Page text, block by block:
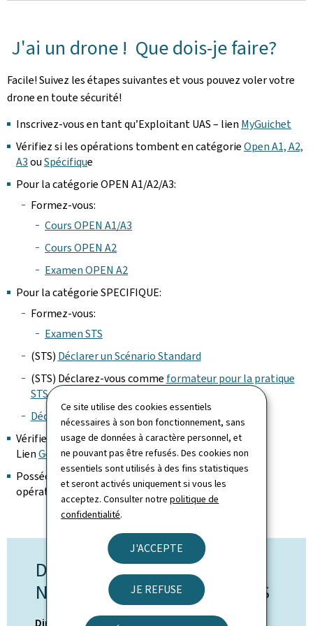
Ce site utilise des cookies essentiels
nécessaires à son bon fonctionnement, sans
usage de données à caractère personnel, et
ne pouvant pas être refusés. Des cookies non
essentiels sont utilisés à des fins statistiques
et seront activés uniquement si vous les
acceptez. Consulter notrepolitique de
confidentialité.
J'ACCEPTE
JE REFUSE
J'ai un drone ! Que dois-je faire?
Facile! Suivez les étapes suivantes et vous pouvez voler votre
drone en toute sécurité!
Inscrivez-vous en tant qu’Exploitant UAS – lien MyGuichet
Vérifiez si les opérations tombent en catégorieOpen A1, A2,
A3ouSpécifique
Pour la catégorie OPEN A1/A2/A3:
Formez-vous:
Cours OPEN A1/A3
Cours OPEN A2
Examen OPEN A2
Pour la catégorie SPECIFIQUE:
Formez-vous:
Examen STS
(STS) Déclarer un Scénario Standard
(STS) Déclarez-vous comme formateur pour la pratique
STS
Déclarer un PDRA/SORA
Vérifiez les Geozones (et éventuelles formalités) –
LienGeoportail
Possédez une police d’assurance valide couvrant les
opérations de drones
DÉPARTEMENT UAS &
NOUVELLES TECHNOLOGIES
Direction de l'Aviation Civile